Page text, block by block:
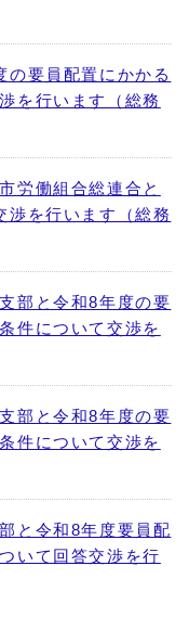
の要員配置にかかる
を行います（総務
労働組合総連合と
渉を行います（総務
部と令和8年度の要
件について交渉を
部と令和8年度の要
件について交渉を
と令和8年度要員配
いて回答交渉を行